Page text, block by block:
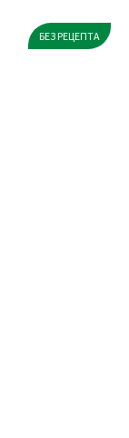
БЕЗ РЕЦЕПТА